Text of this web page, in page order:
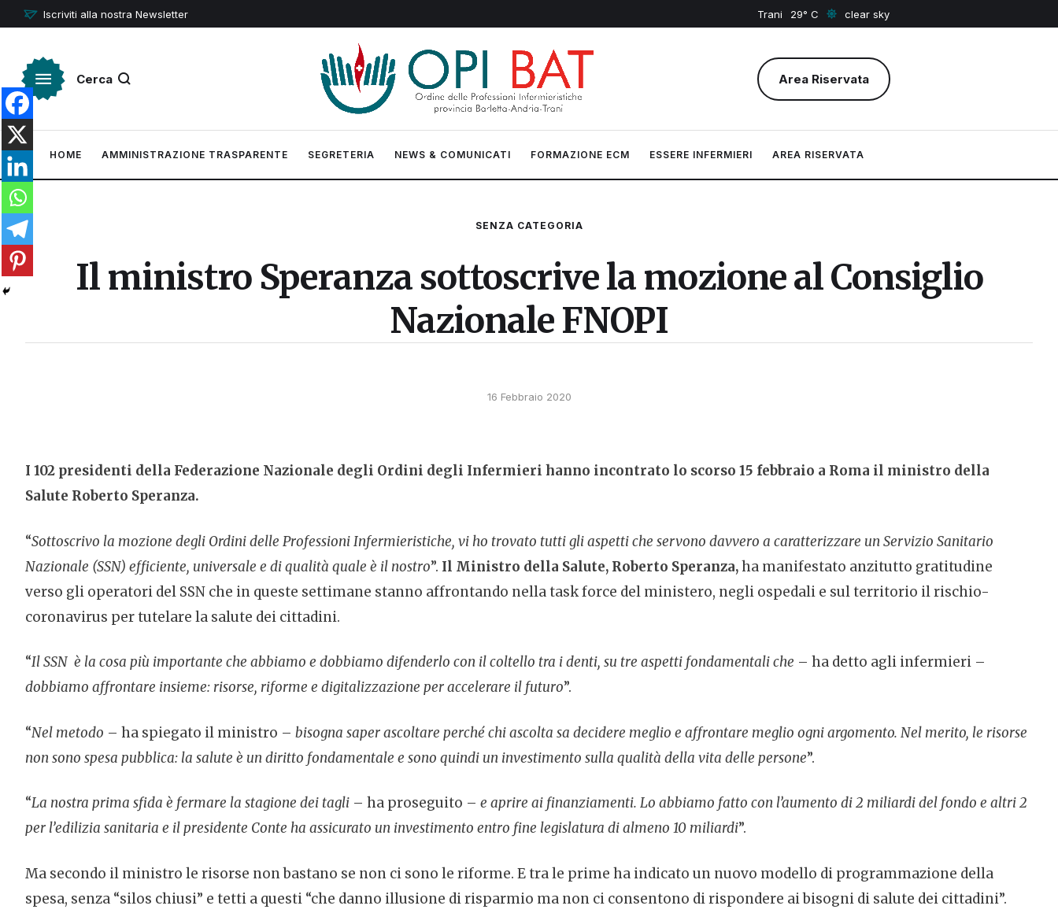
Iscriviti alla nostra Newsletter Trani 29 clear sky
Cerca Area Riservata
HOME AMMINISTRAZIONE TRASPARENTE SEGRETERIA NEWS & COMUNICATI FORMAZIONE ECM ESSERE INFERMIERI AREA RISERVATA
SENZA CATEGORIA
Il ministro Speranza sottoscrive la mozione al Consiglio
Nazionale FNOPI
16 Febbraio 2020
I 102 presidenti della Federazione Nazionale degli Ordini degli Infermieri hanno incontrato lo scorso 15 febbraio a Roma il ministro della
Salute Roberto Speranza.
“Sottoscrivo la mozione degli Ordini delle Professioni Infermieristiche, vi ho trovato tutti gli aspetti che servono davvero a caratterizzare un Servizio Sanitario
Nazionale (SSN) efficiente, universale e di qualità quale è il nostro”. Il Ministro della Salute, Roberto Speranza,ha manifestato anzitutto gratitudine
verso gli operatori del SSN che in queste settimane stanno affrontando nella task force del ministero, negli ospedali e sul territorio il rischio-
coronavirus per tutelare la salute dei cittadini.
“Il SSN è la cosa più importante che abbiamo e dobbiamo difenderlo con il coltello tra i denti, su tre aspetti fondamentali che – ha detto agli infermieri –
dobbiamo affrontare insieme: risorse, riforme e digitalizzazione per accelerare il futuro”.
“Nel metodo – ha spiegato il ministro – bisogna saper ascoltare perché chi ascolta sa decidere meglio e affrontare meglio ogni argomento. Nel merito, le risorse
non sono spesa pubblica: la salute è un diritto fondamentale e sono quindi un investimento sulla qualità della vita delle persone”.
“La nostra prima sfida è fermare la stagione dei tagli – ha proseguito – e aprire ai finanziamenti. Lo abbiamo fatto con l’aumento di 2 miliardi del fondo e altri 2
per l’edilizia sanitaria e il presidente Conte ha assicurato un investimento entro fine legislatura di almeno 10 miliardi”.
Ma secondo il ministro le risorse non bastano se non ci sono le riforme. E tra le prime ha indicato un nuovo modello di programmazione della
spesa, senza “silos chiusi” e tetti a questi “che danno illusione di risparmio ma non ci consentono di rispondere ai bisogni di salute dei cittadini”.